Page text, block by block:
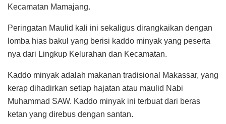
Kecamatan Mamajang.
Peringatan Maulid kali ini sekaligus dirangkaikan dengan
lomba hias bakul yang berisi kaddo minyak yang peserta
nya dari Lingkup Kelurahan dan Kecamatan.
Kaddo minyak adalah makanan tradisional Makassar, yang
kerap dihadirkan setiap hajatan atau maulid Nabi
Muhammad SAW. Kaddo minyak ini terbuat dari beras
ketan yang direbus dengan santan.